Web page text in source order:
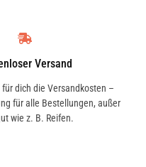
Versand
dich die Versandkosten –
für alle Bestellungen, außer
wie z. B. Reifen.